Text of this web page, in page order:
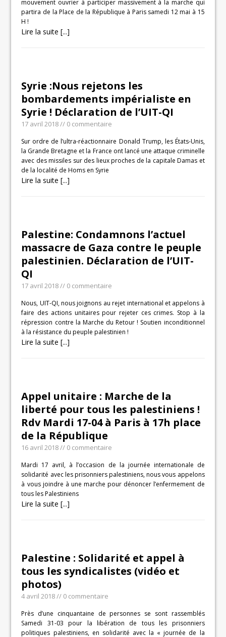
mouvement ouvrier à participer massivement à la marche qui
partira de la Place de la République à Paris samedi 12 mai à 15
H !
Lire la suite [...]
Syrie :Nous rejetons les
bombardements impérialiste en
Syrie ! Déclaration de l’UIT-QI
17 avril 2018// 0 commentaire
Sur ordre de l’ultra-réactionnaire Donald Trump, les États-Unis,
la Grande Bretagne et la France ont lancé une attaque criminelle
avec des missiles sur des lieux proches de la capitale Damas et
de la localité de Homs en Syrie
Lire la suite [...]
Palestine: Condamnons l’actuel
massacre de Gaza contre le peuple
palestinien. Déclaration de l’UIT-
QI
17 avril 2018// 0 commentaire
Nous, UIT-QI, nous joignons au rejet international et appelons à
faire des actions unitaires pour rejeter ces crimes. Stop à la
répression contre la Marche du Retour ! Soutien inconditionnel
à la résistance du peuple palestinien !
Lire la suite [...]
Appel unitaire : Marche de la
liberté pour tous les palestiniens !
Rdv Mardi 17-04 à Paris à 17h place
de la République
16 avril 2018// 0 commentaire
Mardi 17 avril, à l’occasion de la journée internationale de
solidarité avec les prisonniers palestiniens, nous vous appelons
à vous joindre à une marche pour dénoncer l’enfermement de
tous les Palestiniens
Lire la suite [...]
Palestine : Solidarité et appel à
tous les syndicalistes (vidéo et
photos)
4 avril 2018// 0 commentaire
Près d’une cinquantaine de personnes se sont rassemblés
Samedi 31-03 pour la libération de tous les prisonniers
politiques palestiniens, en solidarité avec la « journée de la